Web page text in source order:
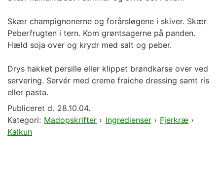
Skær champignonerne og forårsløgene i skiver. Skær
Peberfrugten i tern. Kom grøntsagerne på panden.
Hæld soja over og krydr med salt og peber.
Drys hakket persille eller klippet brøndkarse over ved
servering. Servér med creme fraiche dressing samt ris
eller pasta.
Publiceret d. 28.10.04.
Kategori: Madopskrifter › Ingredienser› Fjerkræ ›
Kalkun